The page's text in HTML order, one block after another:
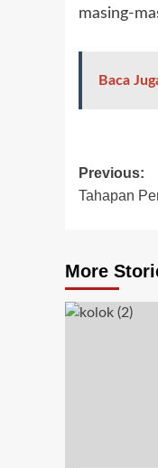
masing-
Baca
Previous:
Tahapan
More